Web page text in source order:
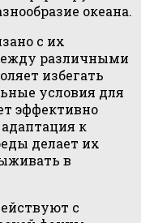
океана.
с их
различными
избегать
условия для
эффективно
к
делает их
в
с